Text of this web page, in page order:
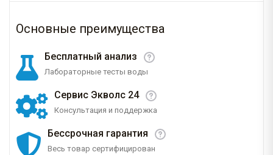
Основные преимущества
Бесплатный анализ
Лабораторные тесты воды
Сервис Экволс 24
Консультация и поддержка
Бессрочная гарантия
Весь товар сертифицирован